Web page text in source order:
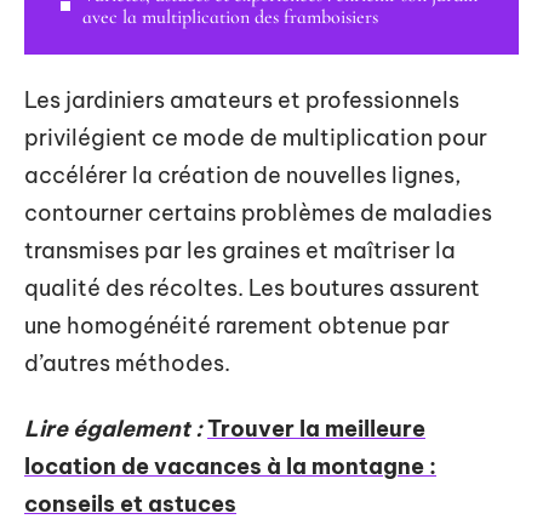
avec la multiplication des framboisiers
Les jardiniers amateurs et professionnels
privilégient ce mode de multiplication pour
accélérer la création de nouvelles lignes,
contourner certains problèmes de maladies
transmises par les graines et maîtriser la
qualité des récoltes. Les boutures assurent
une homogénéité rarement obtenue par
d’autres méthodes.
Lire également :Trouver la meilleure
location de vacances à la montagne :
conseils et astuces